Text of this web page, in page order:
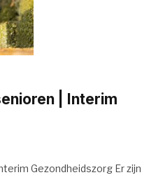
| Interim
Gezondheidszorg Er zijn